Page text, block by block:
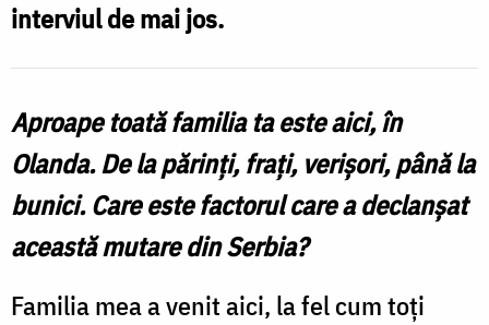
interviul de mai jos.
Aproape toată familia ta este aici, în
Olanda. De la părinți, frați, verișori, până la
bunici. Care este factorul care a declanșat
această mutare din Serbia?
Familia mea a venit aici, la fel cum toți